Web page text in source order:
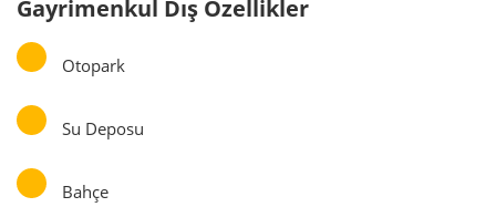
Gayrimenkul Dış Özellikler
Otopark
Su Deposu
Bahçe